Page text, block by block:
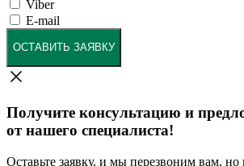
Viber
E-mail
ОСТАВИТЬ ЗАЯВКУ
Получите консультацию и
от нашего специалиста!
Оставьте заявку, и мы перезвоним вам,